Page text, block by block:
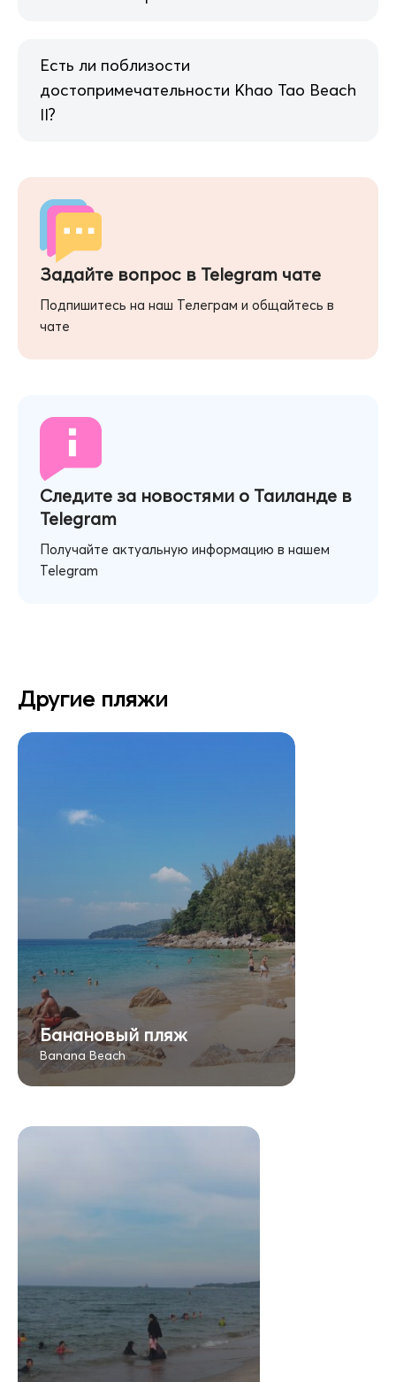
Есть ли поблизости
достопримечательности Khao Tao Beach
II?
Задайте вопрос в Telegram чате
Подпишитесь на наш Телеграм и общайтесь в
чате
Следите за новостями о Таиланде в
Telegram
Получайте актуальную информацию в нашем
Telegram
Другие пляжи
Банановый пляж
Banana Beach